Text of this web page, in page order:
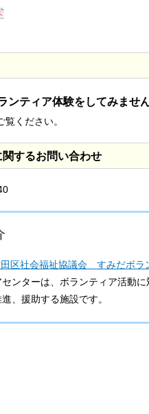
ンティア体験をしてみませ
ください。
関するお問い合わせ
区社会福祉協議会 すみだボラ
ンターは、ボランティア活動
、援助する施設です。